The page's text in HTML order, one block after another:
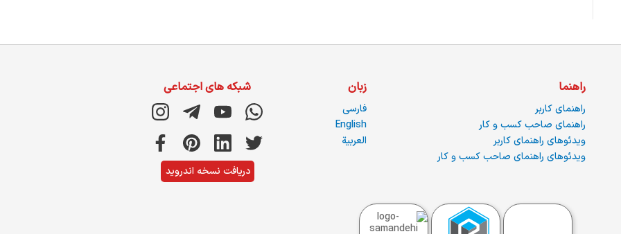
راهنما
راهنمای کاربر
راهنمای صاحب کسب و کار
ویدئوهای راهنمای کاربر
ویدئوهای راهنمای صاحب کسب و کار
زبان
فارسی
English
العربية
شبکه های اجتماعی
دریافت نسخه اندروید